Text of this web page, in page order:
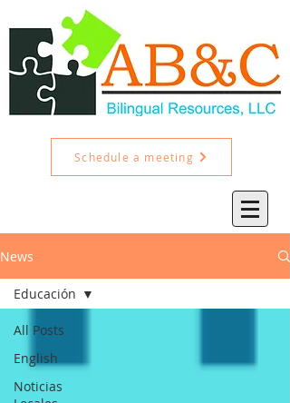
Schedule a meeting
News
All Posts
English
Noticias
Educación